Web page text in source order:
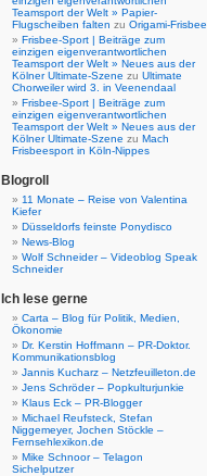
Teamsport der Welt » Papier-
Flugscheiben falten zu Origami-Frisbee
Frisbee-Sport | Beiträge zum
einzigen eigenverantwortlichen
Teamsport der Welt » Neues aus der
Kölner Ultimate-Szene zu Ultimate
Chorweiler wird 3. in Veenendaal
Frisbee-Sport | Beiträge zum
einzigen eigenverantwortlichen
Teamsport der Welt » Neues aus der
Kölner Ultimate-Szene zu Mach
Frisbeesport in Köln-Nippes
Blogroll
11 Monate – Reise von Valentina
Kiefer
Düsseldorfs feinste Ponydisco
News-Blog
Wolf Schneider – Videoblog Speak
Schneider
Ich lese gerne
Carta – Blog für Politik, Medien,
Ökonomie
Dr. Kerstin Hoffmann – PR-Doktor.
Kommunikationsblog
Jannis Kucharz – Netzfeuilleton.de
Jens Schröder – Popkulturjunkie
Klaus Eck – PR-Blogger
Michael Reufsteck, Stefan
Niggemeyer, Jochen Stöckle –
Fernsehlexikon.de
Mike Schnoor – Telagon
Sichelputzer